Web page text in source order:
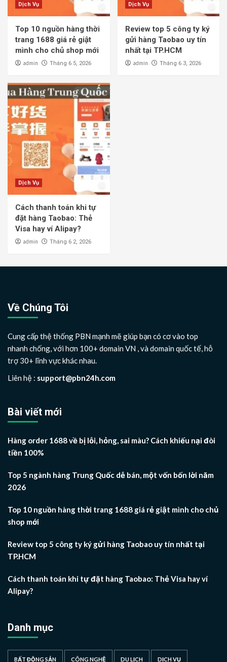
Dịch Vụ
Top 10 nguồn hàng thời
trang 1688 giá rẻ giật
mình cho chủ shop mới
admin Tháng 6 5, 2026
Dịch Vụ
Review top 5 công ty ký
gửi hàng Taobao uy tín
nhất tại TP.HCM
admin Tháng 6 3, 2026
Dịch Vụ
Cách thanh toán khi tự
đặt hàng Taobao: Thẻ
Visa hay ví Alipay?
admin Tháng 6 2, 2026
Về Chúng Tôi
Cung cấp thệ thống PBN mạnh mẽ giúp bạn có cơ vào top
nhanh chống, với hơn 100+ domain VN , và domain quốc tế, hỗ
trợ 30+ lĩnh vực khác nhau.
Liên hệ : support@pbn24h.com
Bài viết mới
Hàng order 1688 về bị lỗi, hỏng, sai màu? Cách khiếu nại đòi
tiền 100%
Top 5 ngành hàng Trung Quốc dễ bán, một vốn bốn lời năm
2026
Top 10 nguồn hàng thời trang 1688 giá rẻ giật mình cho chủ
shop mới
Review top 5 công ty ký gửi hàng Taobao uy tín nhất tại
TP.HCM
Cách thanh toán khi tự đặt hàng Taobao: Thẻ Visa hay ví
Alipay?
Danh mục
BẤT ĐỘNG SẢN CÔNG NGHỆ DU LỊCH DỊCH VỤ